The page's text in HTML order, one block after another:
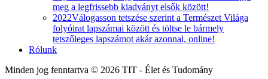
meg a legfrissebb kiadványt elsők között!
2022Válogasson tetszése szerint a Természet Világa
folyóirat lapszámai között és töltse le bármely
tetszőleges lapszámot akár azonnal, online!
Rólunk
Minden jog fenntartva © 2026 TIT - Élet és Tudomány